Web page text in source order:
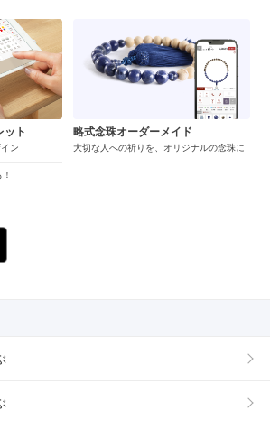
ット
ン
略式念珠オーダーメイド
大切な人への祈りを、オリジナルの念珠に